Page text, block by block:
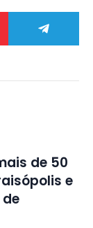
de 50
e